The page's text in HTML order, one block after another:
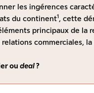
les ingérences
du continent1, cette
principaux de la
commerciales,
ou deal?